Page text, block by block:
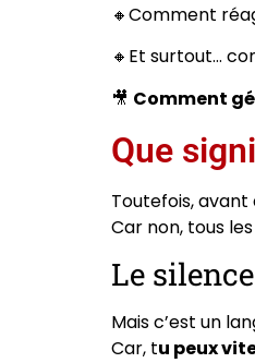
🔸Comment
🔸Et surtout…
🎥 Comment
Que
Toutefois,
Car non, tous
Le
Mais c’est un
Car, tu peux